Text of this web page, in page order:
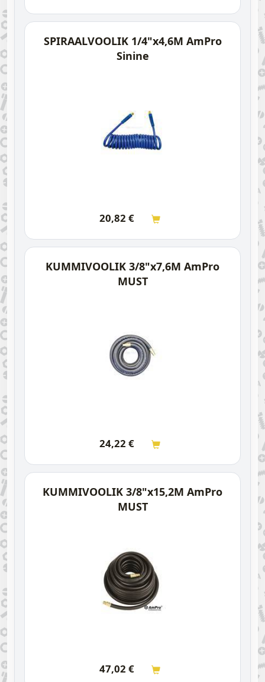
SPIRAALVOOLIK 1/4"x4,6M AmPro
Sinine
20,82 €
KUMMIVOOLIK 3/8"x7,6M AmPro
MUST
24,22 €
KUMMIVOOLIK 3/8"x15,2M AmPro
MUST
47,02 €